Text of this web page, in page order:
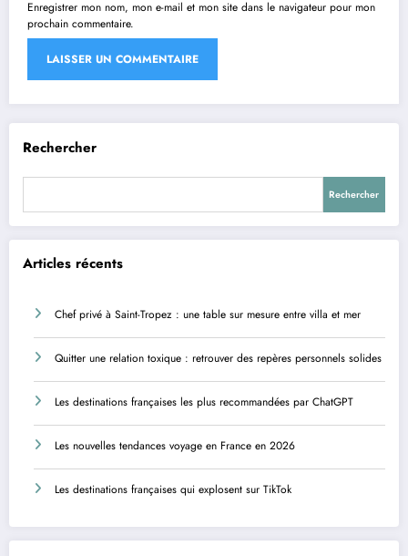
Enregistrer mon nom, mon e-mail et mon site dans le navigateur pour mon
prochain commentaire.
Rechercher
Rechercher
Articles récents
Chef privé à Saint-Tropez : une table sur mesure entre villa et mer
Quitter une relation toxique : retrouver des repères personnels solides
Les destinations françaises les plus recommandées par ChatGPT
Les nouvelles tendances voyage en France en 2026
Les destinations françaises qui explosent sur TikTok